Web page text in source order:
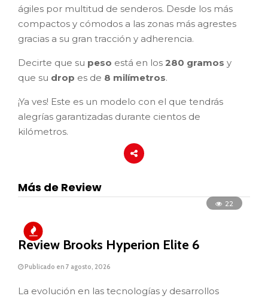
ágiles por multitud de senderos. Desde los más
compactos y cómodos a las zonas más agrestes
gracias a su gran tracción y adherencia.
Decirte que su peso está en los 280 gramos y
que su drop es de 8 milímetros.
¡Ya ves! Este es un modelo con el que tendrás
alegrías garantizadas durante cientos de
kilómetros.
Más de Review
22
Review Brooks Hyperion Elite 6
Publicado en 7 agosto, 2026
La evolución en las tecnologías y desarrollos